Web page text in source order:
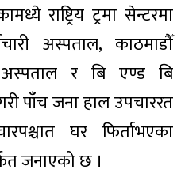
राष्ट्रिय ट्रमा सेन्टरमा
अस्पताल, काठमाडौँ
र बि एण्ड बि
पाँच जना हाल उपचाररत
घर फिर्ताभएका
जनाएको छ ।